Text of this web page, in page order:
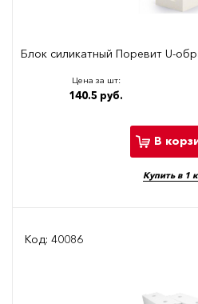
Блок силикатный Поревит U-
Цена за шт:
140.5 руб.
В
Купить в 1
Код: 40086